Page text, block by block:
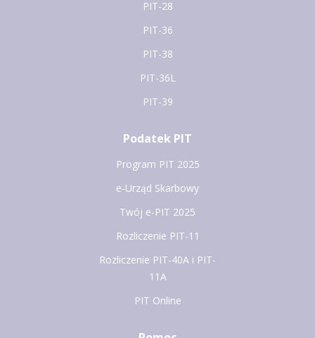
PIT-28
PIT-36
PIT-38
PIT-36L
PIT-39
Podatek PIT
Program PIT 2025
e-Urząd Skarbowy
Twój e-PIT 2025
Rozliczenie PIT-11
Rozliczenie PIT-40A i PIT-
11A
PIT Online